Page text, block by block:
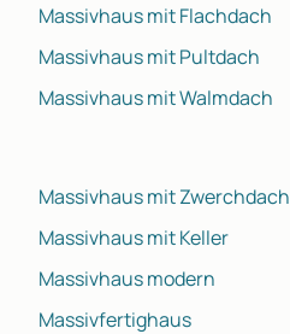
Massivhaus mit Flachdach
Massivhaus mit Pultdach
Massivhaus mit Walmdach
Massivhaus mit Zwerchdach
Massivhaus mit Keller
Massivhaus modern
Massivfertighaus